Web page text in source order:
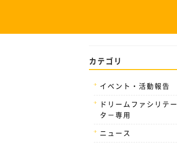
カテゴリ
イベント・活動報告
ドリームファシリテー
タ－専用
ニュース